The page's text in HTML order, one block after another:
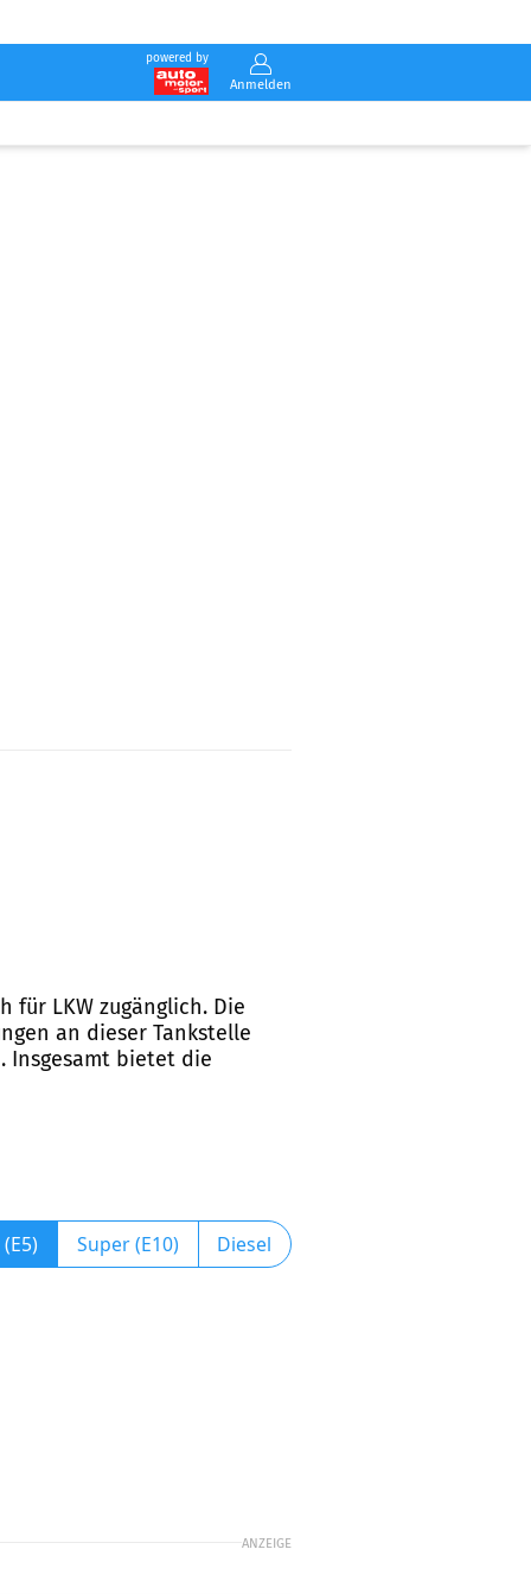
powered by
Anmelden
LKW zugänglich. Die
an dieser Tankstelle
Insgesamt bietet die
Super (E10) Diesel
ANZEIGE